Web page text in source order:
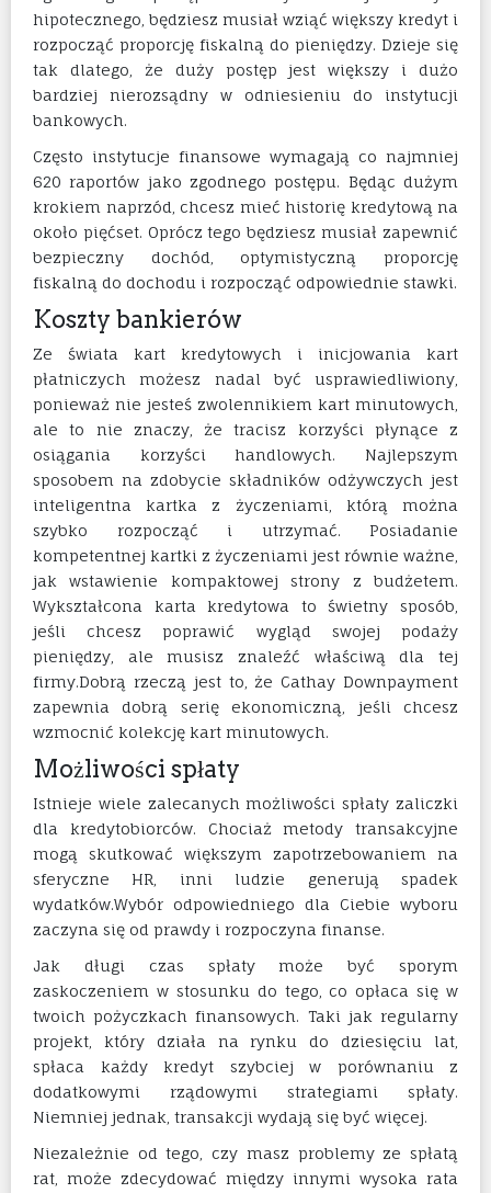
hipotecznego, będziesz musiał wziąć większy kredyt i
rozpocząć proporcję fiskalną do pieniędzy. Dzieje się
tak dlatego, że duży postęp jest większy i dużo
bardziej nierozsądny w odniesieniu do instytucji
bankowych.
Często instytucje finansowe wymagają co najmniej
620 raportów jako zgodnego postępu. Będąc dużym
krokiem naprzód, chcesz mieć historię kredytową na
około pięćset. Oprócz tego będziesz musiał zapewnić
bezpieczny dochód, optymistyczną proporcję
fiskalną do dochodu i rozpocząć odpowiednie stawki.
Koszty bankierów
Ze świata kart kredytowych i inicjowania kart
płatniczych możesz nadal być usprawiedliwiony,
ponieważ nie jesteś zwolennikiem kart minutowych,
ale to nie znaczy, że tracisz korzyści płynące z
osiągania korzyści handlowych. Najlepszym
sposobem na zdobycie składników odżywczych jest
inteligentna kartka z życzeniami, którą można
szybko rozpocząć i utrzymać. Posiadanie
kompetentnej kartki z życzeniami jest równie ważne,
jak wstawienie kompaktowej strony z budżetem.
Wykształcona karta kredytowa to świetny sposób,
jeśli chcesz poprawić wygląd swojej podaży
pieniędzy, ale musisz znaleźć właściwą dla tej
firmy.Dobrą rzeczą jest to, że Cathay Downpayment
zapewnia dobrą serię ekonomiczną, jeśli chcesz
wzmocnić kolekcję kart minutowych.
Możliwości spłaty
Istnieje wiele zalecanych możliwości spłaty zaliczki
dla kredytobiorców. Chociaż metody transakcyjne
mogą skutkować większym zapotrzebowaniem na
sferyczne HR, inni ludzie generują spadek
wydatków.Wybór odpowiedniego dla Ciebie wyboru
zaczyna się od prawdy i rozpoczyna finanse.
Jak długi czas spłaty może być sporym
zaskoczeniem w stosunku do tego, co opłaca się w
twoich pożyczkach finansowych. Taki jak regularny
projekt, który działa na rynku do dziesięciu lat,
spłaca każdy kredyt szybciej w porównaniu z
dodatkowymi rządowymi strategiami spłaty.
Niemniej jednak, transakcji wydają się być więcej.
Niezależnie od tego, czy masz problemy ze spłatą
rat, może zdecydować między innymi wysoka rata